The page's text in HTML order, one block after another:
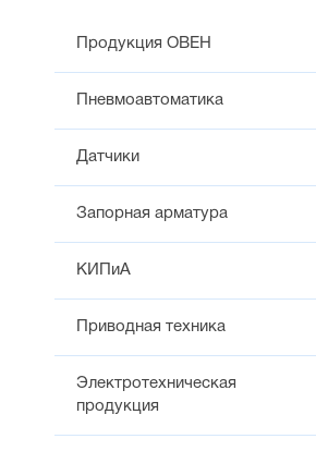
Продукция ОВЕН
Пневмоавтоматика
Датчики
Запорная арматура
КИПиА
Приводная техника
Электротехническая
продукция